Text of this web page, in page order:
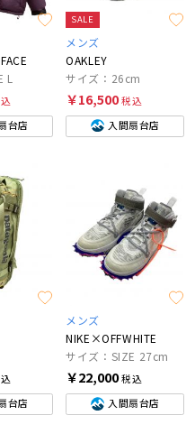
L
台店
SALE
メンズ
OAKLEY
サイズ：26cm
￥16,500税込
入間扇台店
台店
メンズ
NIKE×OFFWHITE
サイズ：SIZE 27cm
￥22,000税込
入間扇台店